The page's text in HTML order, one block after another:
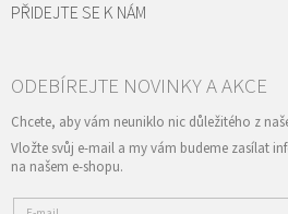
PŘIDEJTE SE K NÁM
Vložte svůj e-mail a my vám budeme zasílat
na našem e-shopu.